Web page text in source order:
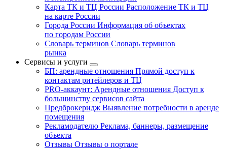
Карта ТК и ТЦ России Расположение ТК и ТЦ
на карте России
Города России Информация об объектах
по городам России
Словарь терминов Словарь терминов
рынка
Сервисы и услуги
БП: арендные отношения Прямой доступ к
контактам ритейлеров и ТЦ
PRO-аккаунт: Арендные отношения Доступ к
большинству сервисов сайта
Предброкеридж Выявление потребности в аренде
помещения
Рекламодателю Реклама, баннеры, размещение
объекта
Отзывы Отзывы о портале